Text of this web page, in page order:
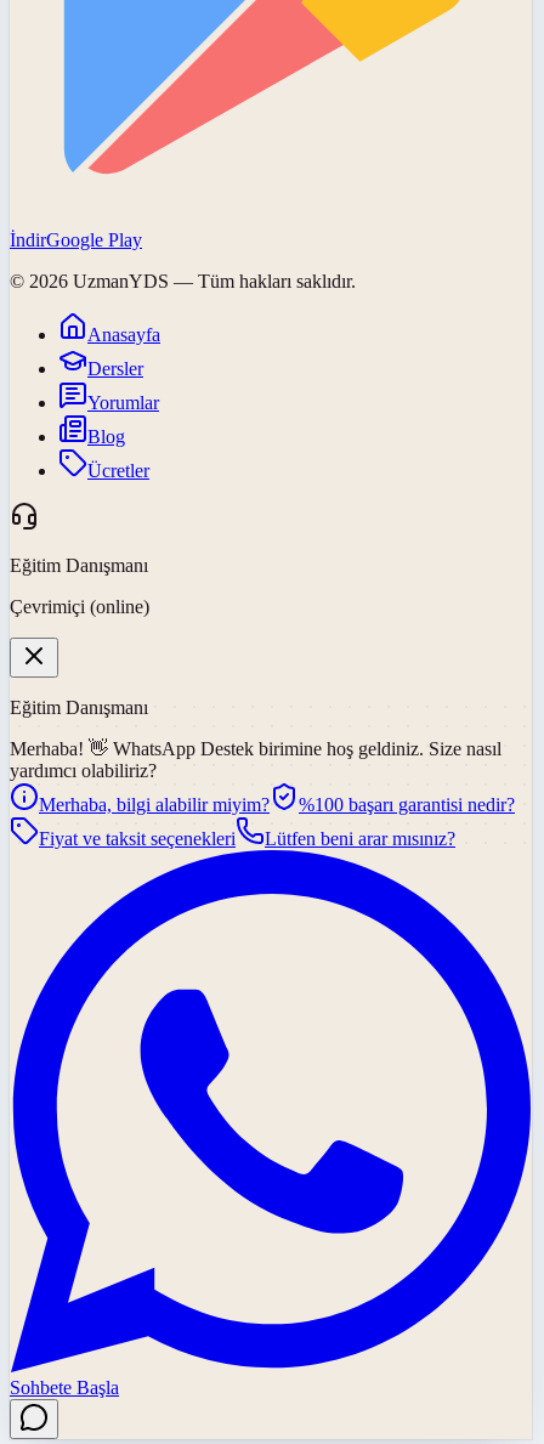
İndirGoogle Play
© 2026 UzmanYDS — Tüm hakları saklıdır.
Anasayfa
Dersler
Yorumlar
Blog
Ücretler
Eğitim Danışmanı
Çevrimiçi (online)
Eğitim Danışmanı
Merhaba! 👋 WhatsApp Destek birimine hoş geldiniz. Size nasıl
yardımcı olabiliriz?
Merhaba, bilgi alabilir miyim?
%100 başarı garantisi nedir?
Fiyat ve taksit seçenekleri
Lütfen beni arar mısınız?
Sohbete Başla